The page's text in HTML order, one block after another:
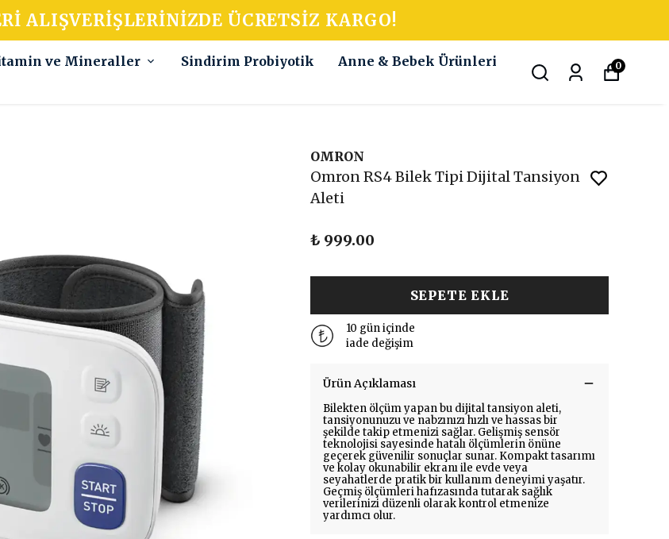
ALIŞVERIŞLERINIZDE ÜCRETSIZ KARGO!
ve Mineraller Sindirim Probiyotik
Anne & Bebek Ürünleri
0
OMRON
Omron RS4 Bilek Tipi Dijital Tansiyon
Aleti
₺ 999.00
SEPETE EKLE
10 gün içinde
iade değişim
Ürün Açıklaması
Bilekten ölçüm yapan bu dijital tansiyon aleti,
tansiyonunuzu ve nabzınızı hızlı ve hassas bir
şekilde takip etmenizi sağlar. Gelişmiş sensör
teknolojisi sayesinde hatalı ölçümlerin önüne
geçerek güvenilir sonuçlar sunar. Kompakt tasarımı
ve kolay okunabilir ekranı ile evde veya
seyahatlerde pratik bir kullanım deneyimi yaşatır.
Geçmiş ölçümleri hafızasında tutarak sağlık
verilerinizi düzenli olarak kontrol etmenize
yardımcı olur.